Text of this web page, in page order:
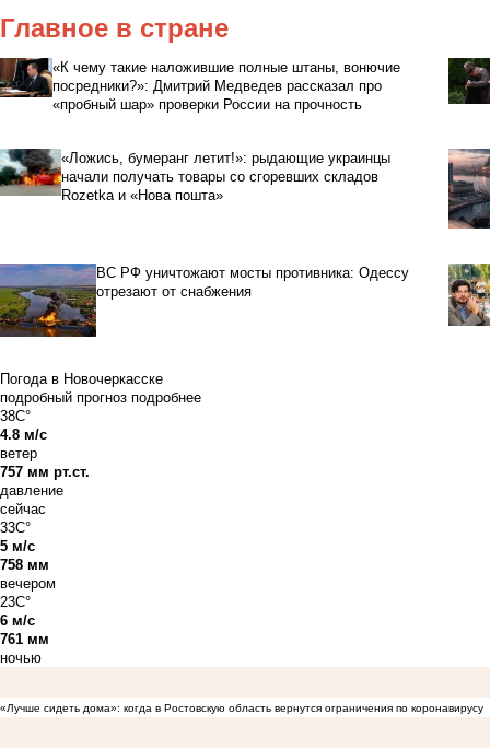
Главное в стране
«К чему такие наложившие полные штаны, вонючие
посредники?»: Дмитрий Медведев рассказал про
«пробный шар» проверки России на прочность
«Ложись, бумеранг летит!»: рыдающие украинцы
начали получать товары со сгоревших складов
Rozetka и «Нова пошта»
ВС РФ уничтожают мосты противника: Одессу
отрезают от снабжения
Погода в Новочеркасске
подробный прогноз подробнее
38C°
4.8 м/с
ветер
757 мм рт.ст.
давление
сейчас
33C°
5 м/с
758 мм
вечером
23C°
6 м/с
761 мм
ночью
«Лучше сидеть дома»: когда в Ростовскую область вернутся ограничения по коронавирусу